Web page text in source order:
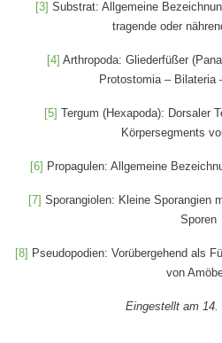
[3] Substrat: Allgemeine
tragende oder
[4] Arthropoda: Gliederfüßer
Protostomia –
[5] Tergum (Hexapoda): Dorsaler
Körpersegments
[6] Propagulen: Allgemeine
[7] Sporangiolen: Kleine Sporangien
Sporen
[8] Pseudopodien: Vorübergehend als
von
Eingestellt am 14.